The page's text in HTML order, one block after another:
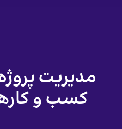
مدیریت
کسب و